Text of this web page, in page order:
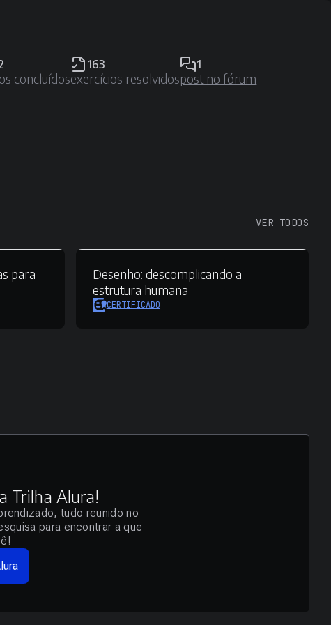
concluídos
163
exercícios resolvidos
1
post no fórum
VER TODOS
para
Desenho: descomplicando a
estrutura humana
CERTIFICADO
Trilha Alura!
tudo reunido no
para encontrar a que